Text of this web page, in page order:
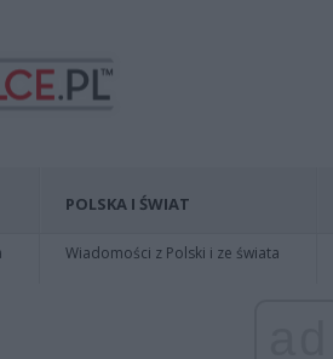
POLSKA I ŚWIAT
Wiadomości z Polski i ze świata